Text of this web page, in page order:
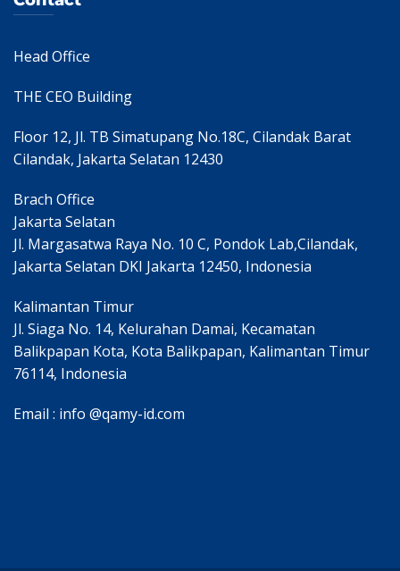
Head Office
THE CEO Building
Floor 12, Jl. TB Simatupang No.18C, Cilandak Barat
Cilandak, Jakarta Selatan 12430
Brach Office
Jakarta Selatan
Jl. Margasatwa Raya No. 10 C, Pondok Lab,Cilandak,
Jakarta Selatan DKI Jakarta 12450, Indonesia
Kalimantan Timur
Jl. Siaga No. 14, Kelurahan Damai, Kecamatan
Balikpapan Kota, Kota Balikpapan, Kalimantan Timur
76114, Indonesia
Email : info @qamy-id.com